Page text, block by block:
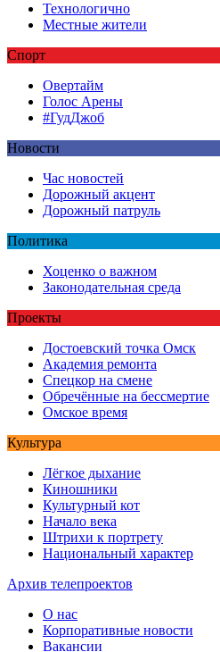
Технологично
Местные жители
Спорт
Овертайм
Голос Арены
#ГудДжоб
Новости
Час новостей
Дорожный акцент
Дорожный патруль
Политика
Хоценко о важном
Законодательная среда
Проекты
Достоевский точка Омск
Академия ремонта
Спецкор на смене
Обречённые на бессмертие
Омское время
Культура
Лёгкое дыхание
Киношники
Культурный кот
Начало века
Штрихи к портрету
Национальный характер
Архив телепроектов
О нас
Корпоративные новости
Вакансии